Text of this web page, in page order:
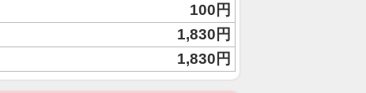
100円
1,830円
1,830円